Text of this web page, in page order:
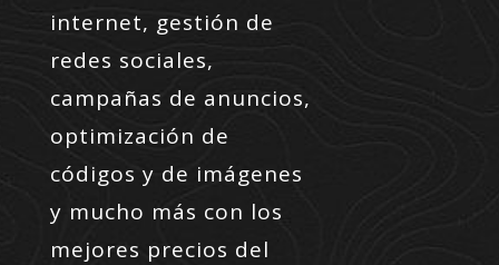
internet, gestión de
redes sociales,
campañas de anuncios,
optimización de
códigos y de imágenes
y mucho más con los
mejores precios del